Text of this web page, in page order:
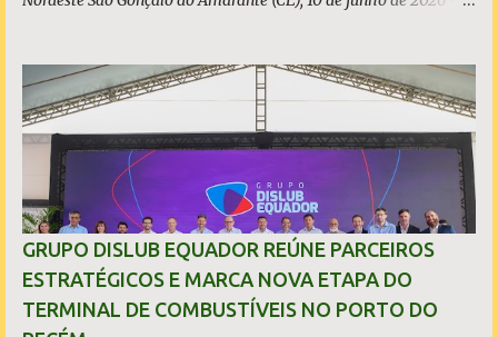
números da produção. Desde o acendimento do Alto-Forno, em
junho de 2016, a unidade produziu mais de 27 milhões de
toneladas de placas de aço, exportadas para mais de 20 países, e
consolidou o Ceará como polo siderúrgico, exportador e logístico
do Nordeste. Com capacidade instalada de 3 milhões de
toneladas de placas de aço por ano - marca atingida em 2023 e
consolidada nos anos seguintes, a planta emprega diretamente
quase 6 mil pessoas, responde por 9,5% de todo o aço bruto
produzido no Brasil e posicionou o Estado do Ceará entre os
protagonistas da siderurgia nacional, como quarto maior
GRUPO DISLUB EQUADOR REÚNE PARCEIROS
ESTRATÉGICOS E MARCA NOVA ETAPA DO
TERMINAL DE COMBUSTÍVEIS NO PORTO DO